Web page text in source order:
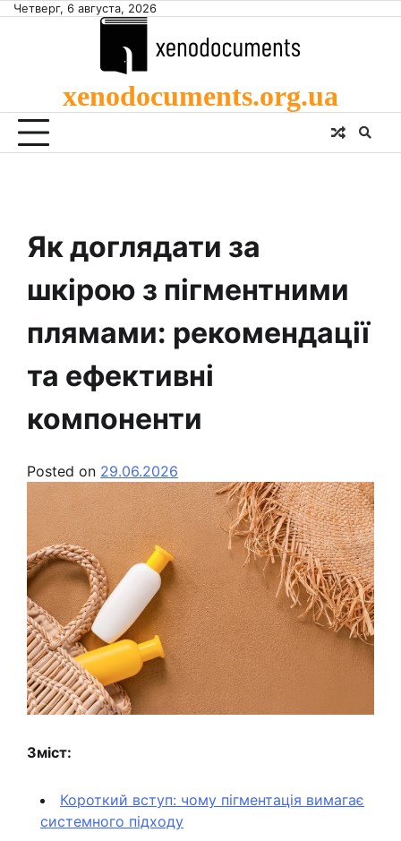
SkipЧетверг, 6 августа, 2026
xenodocuments.org.ua
Як доглядати за
шкірою з пігментними
плямами: рекомендації
та ефективні
компоненти
Posted on 29.06.2026
Зміст:
Короткий вступ: чому пігментація вимагає
системного підходу